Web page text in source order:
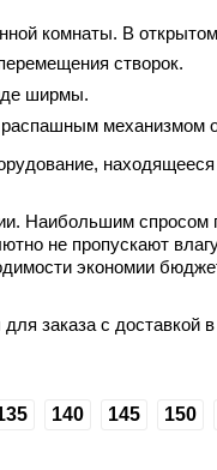
комнаты. В
створок.
ширмы.
механизмом
находящееся
Наибольшим спросом
не пропускают
экономии
заказа с доставкой
140 145 150